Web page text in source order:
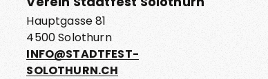
Hauptgasse 81
4500 Solothurn
INFO@STADTFEST-
SOLOTHURN.CH